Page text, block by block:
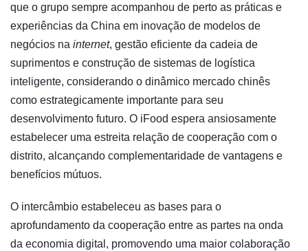
que o grupo sempre acompanhou de perto as práticas e
experiências da China em inovação de modelos de
negócios na internet, gestão eficiente da cadeia de
suprimentos e construção de sistemas de logística
inteligente, considerando o dinâmico mercado chinês
como estrategicamente importante para seu
desenvolvimento futuro. O iFood espera ansiosamente
estabelecer uma estreita relação de cooperação com o
distrito, alcançando complementaridade de vantagens e
benefícios mútuos.
O intercâmbio estabeleceu as bases para o
aprofundamento da cooperação entre as partes na onda
da economia digital, promovendo uma maior colaboração